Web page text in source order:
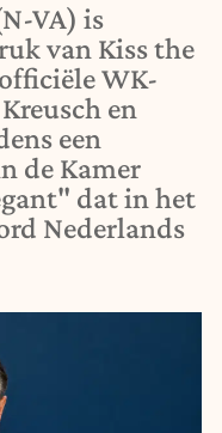
VA) is
van Kiss the
WK-
en
een
de Kamer
dat in het
Nederlands